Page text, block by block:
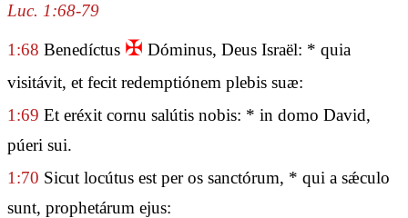
Luc. 1:68-79
1:68 Benedíctus ✠ Dóminus, Deus Israël: * quia
visitávit, et fecit redemptiónem plebis suæ:
1:69 Et eréxit cornu salútis nobis: * in domo David,
púeri sui.
1:70 Sicut locútus est per os sanctórum, * qui a sǽculo
sunt, prophetárum ejus: